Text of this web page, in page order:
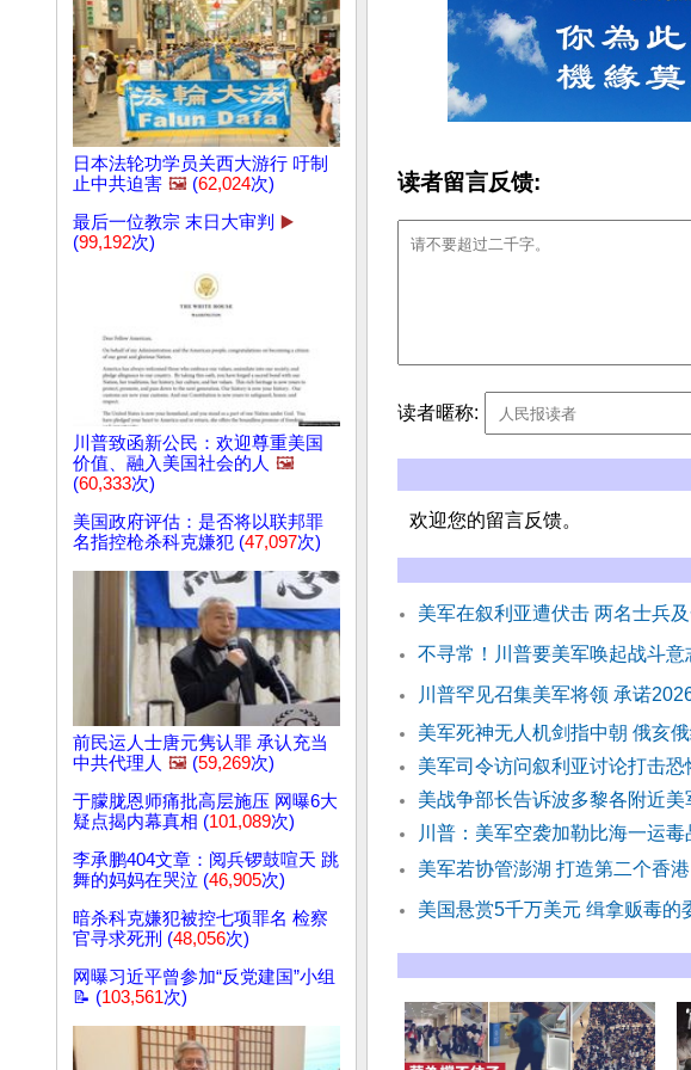
日本法轮功学员关西大游行 吁制
止中共迫害 🖼️ (62,024次)
最后一位教宗 末日大审判
▶️
(99,192次)
川普致函新公民：欢迎尊重美国
价值、融入美国社会的人 🖼️
(60,333次)
美国政府评估：是否将以联邦罪
名指控枪杀科克嫌犯 (47,097次)
前民运人士唐元隽认罪 承认充当
中共代理人 🖼️ (59,269次)
于朦胧恩师痛批高层施压 网曝6大
疑点揭内幕真相 (101,089次)
李承鹏404文章：阅兵锣鼓喧天 跳
舞的妈妈在哭泣 (46,905次)
暗杀科克嫌犯被控七项罪名 检察
官寻求死刑 (48,056次)
网曝习近平曾参加“反党建国”小组
📝 (103,561次)
读者留言反馈:
读者暱称:
欢迎您的留言反馈。
美军在叙利亚遭伏击 两名士兵
不寻常！川普要美军唤起战斗意
川普罕见召集美军将领 承诺
美军死神无人机剑指中朝 俄亥
美军司令访问叙利亚讨论打击恐
美战争部长告诉波多黎各附近
川普：美军空袭加勒比海一运
美军若协管澎湖 打造第二个香
美国悬赏5千万美元 缉拿贩毒的